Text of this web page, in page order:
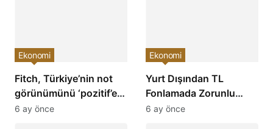
Fitch, Türkiye’nin not
görünümünü ‘pozitif’e
çevirdi ve yatırımcıların
Ekonomi
6 ay önce
Yurt Dışından TL
Fonlamada Zorunlu
Karşılık Oranları
Ekonomi
6 ay önce